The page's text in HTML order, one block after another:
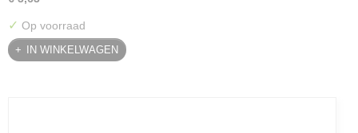
✓ Op voorraad
IN WINKELWAGEN